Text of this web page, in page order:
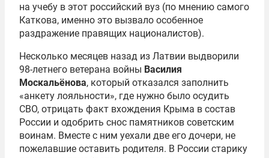
на учебу в этот российский вуз (по мнению самого
Каткова, именно это вызвало особенное
раздражение правящих националистов).
Несколько месяцев назад из Латвии выдворили
98-летнего ветерана войны Василия
Москальёнова, который отказался заполнить
«анкету лояльности», где нужно было осудить
СВО, отрицать факт вхождения Крыма в состав
России и одобрить снос памятников советским
воинам. Вместе с ним уехали две его дочери, не
пожелавшие оставить родителя. В России старику